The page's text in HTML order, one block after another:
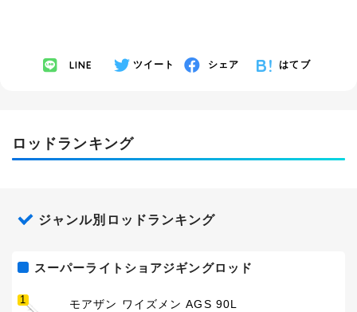
LINE ツイート シェア はてブ
ロッドランキング
ジャンル別ロッドランキング
スーパーライトショアジギングロッド
1 モアザン ワイズメン AGS 90L